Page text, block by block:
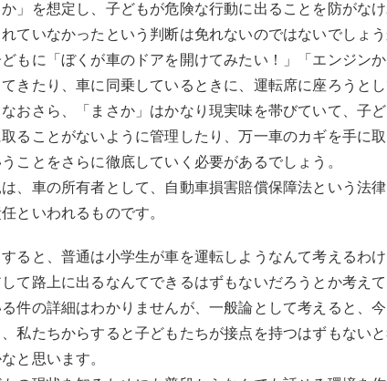
」を想定し、子どもが危険な行動に出ることを防がなけ
ていなかったという判断は免れないのではないでしょう
もに「ぼくが車のドアを開けてみたい！」「エンジン
きたり、車に同乗しているときに、運転席に座ろうと
おさら、「まさか」はかなり現実味を帯びていて、子
ることがないように管理したり、万一車のカギを手に
ことをさらに徹底していく必要があるでしょう。
、車の所有者として、自動車損害賠償保障法という法
といわれるものです。
ると、普通は小学生が車を運転しようなんて考えるわ
て路上に出るなんてできるはずもないだろうとか考えて
件の詳細はわかりませんが、一般論として考えると、
私たちからすると子どもたちが接点を持つはずもない
と思います。